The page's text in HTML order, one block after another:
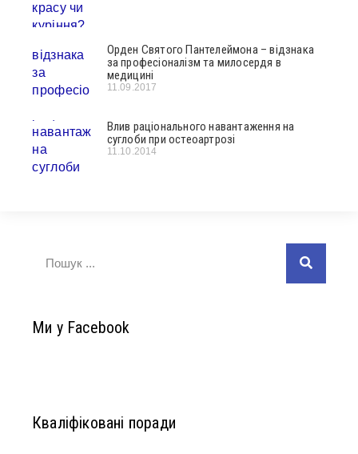
Орден Святого Пантелеймона – відзнака
за професіоналізм та милосердя в
медицині
11.09.2017
Влив раціонального навантаження на
суглоби при остеоартрозі
11.10.2014
Ми у Facebook
Кваліфіковані поради